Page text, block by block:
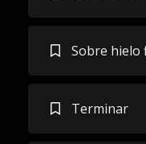
Sobre hielo
Terminar